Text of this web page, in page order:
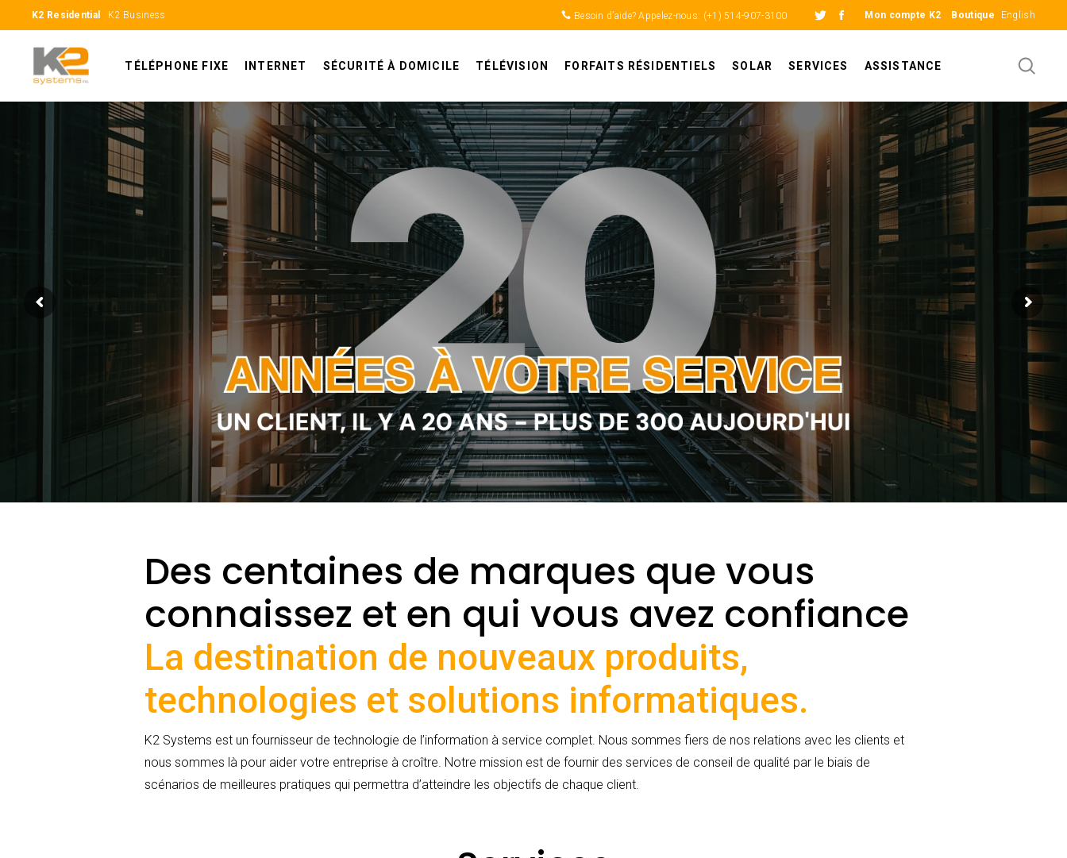
K2 Residential K2 Business Besoin d’aide? Appelez-nous: (+1) 514-907-3100 Mon compte K2 Boutique English
TÉLÉPHONE FIXE INTERNET SÉCURITÉ À DOMICILE TÉLÉVISION FORFAITS RÉSIDENTIELS SOLAR SERVICES ASSISTANCE
Des centaines de marques que vous
connaissez et en qui vous avez confiance
La destination de nouveaux produits,
technologies et solutions informatiques.
K2 Systems est un fournisseur de technologie de l’information à service complet. Nous sommes fiers de nos relations avec les clients et
nous sommes là pour aider votre entreprise à croître. Notre mission est de fournir des services de conseil de qualité par le biais de
scénarios de meilleures pratiques qui permettra d’atteindre les objectifs de chaque client.